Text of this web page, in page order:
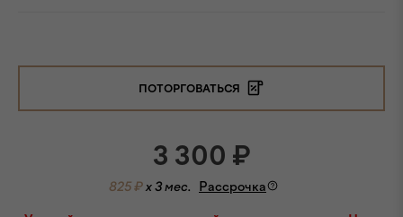
ПОТОРГОВАТЬСЯ
3 300 ₽
825 ₽x 3 мес. Рассрочка